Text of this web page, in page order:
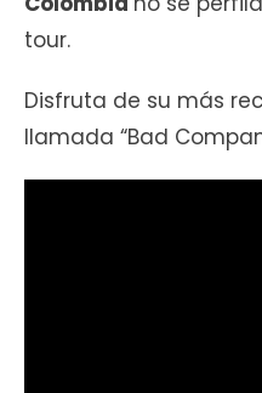
tour.
Disfruta de su más
llamada “Bad